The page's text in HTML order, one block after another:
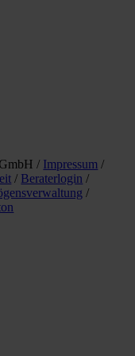
/ Impressum /
/ Beraterlogin /
/